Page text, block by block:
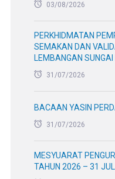
03/08/2026
PERKHIDMATAN
SEMAKAN DAN
LEMBANGAN SUNGAI
31/07/2026
BACAAN YASIN
31/07/2026
MESYUARAT
TAHUN 2026 – 31